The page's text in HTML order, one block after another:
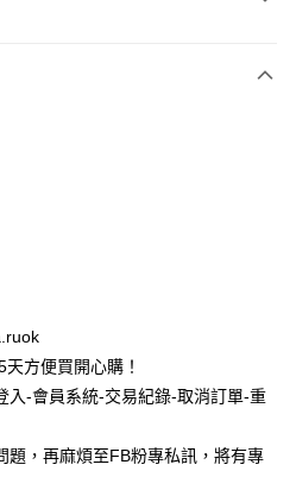
)免運費
方便買開心購！
入-會員系統-交易紀錄-取消訂單-重
題，再麻煩至FB粉專私訊，將有專